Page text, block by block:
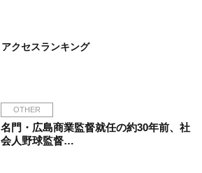
アクセスランキング
OTHER
名門・広島商業監督就任の約30年前、社
会人野球監督…